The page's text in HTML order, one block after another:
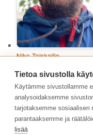
Niko Toiskallio
Tietoa sivustolla
Käytämme sivustollamme
analysoidaksemme
tarjotaksemme sosiaalisen
parantaaksemme ja
lisää